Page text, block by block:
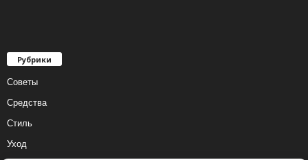
Рубрики
Советы
Средства
Стиль
Уход